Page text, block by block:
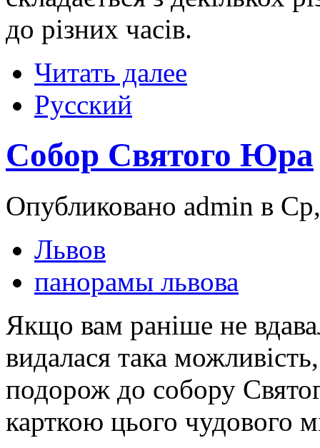
до різних часів.
Читать далее
Русский
Собор Святого Юра
Опубликовано admin в
Львов
панорамы львова
Якщо вам раніше не
видалася така
подорож до собору
карткою цього чудового